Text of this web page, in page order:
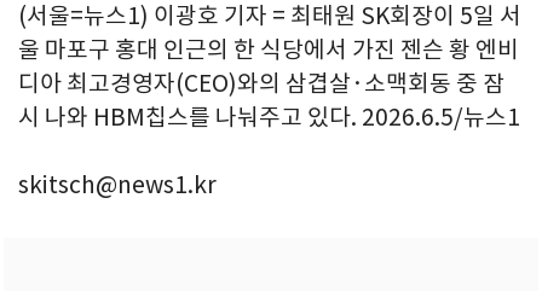
(서울=뉴스1) 이광호 기자 = 최태원 SK회장이 5일 서
울 마포구 홍대 인근의 한 식당에서 가진 젠슨 황 엔비
디아 최고경영자(CEO)와의 삼겹살·소맥회동 중 잠
시 나와 HBM칩스를 나눠주고 있다. 2026.6.5/뉴스1
skitsch@news1.kr